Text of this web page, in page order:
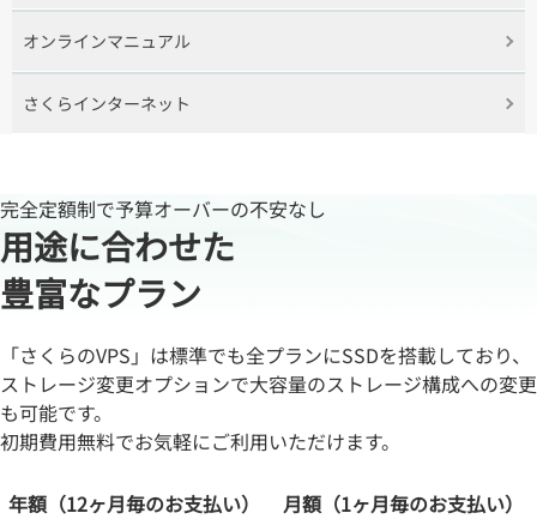
オンラインマニュアル
さくらインターネット
完全定額制で予算オーバーの不安なし
用途に合わせた
豊富なプラン
「さくらのVPS」は標準でも全プランにSSDを搭載しており、
ストレージ変更オプションで大容量のストレージ構成への変更
も可能です。
初期費用無料でお気軽にご利用いただけます。
年額 （12ヶ月毎のお支払い） 月額（1ヶ月毎のお支払い）